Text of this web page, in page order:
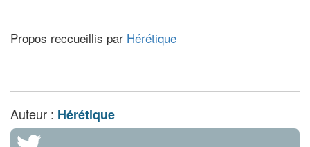
Propos reccueillis par Hérétique
Auteur : Hérétique